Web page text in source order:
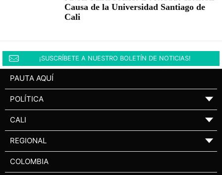
Causa de la Universidad Santiago de
Cali
¡SUSCRÍBETE A NUESTRO BOLETÍN DE NOTICIAS!
PAUTA AQUÍ
POLÍTICA ▼
CALI ▼
REGIONAL ▼
COLOMBIA